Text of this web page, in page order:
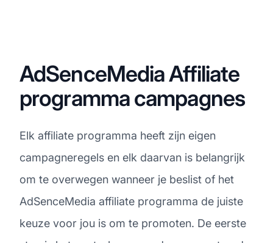
AdSenceMedia Affiliate
programma campagnes
Elk affiliate programma heeft zijn eigen
campagneregels en elk daarvan is belangrijk
om te overwegen wanneer je beslist of het
AdSenceMedia affiliate programma de juiste
keuze voor jou is om te promoten. De eerste